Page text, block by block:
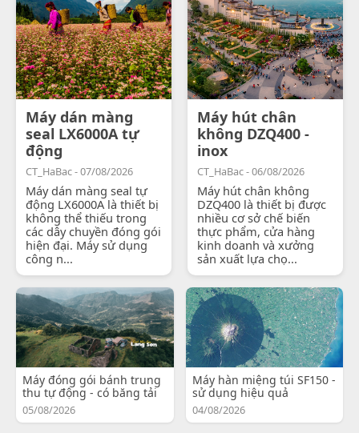
Máy dán màng
seal LX6000A tự
động
CT_HaBac - 07/08/2026
Máy dán màng seal tự
động LX6000A là thiết bị
không thể thiếu trong
các dây chuyền đóng gói
hiện đại. Máy sử dụng
công n...
Máy hút chân
không DZQ400 -
inox
CT_HaBac - 06/08/2026
Máy hút chân không
DZQ400 là thiết bị được
nhiều cơ sở chế biến
thực phẩm, cửa hàng
kinh doanh và xưởng
sản xuất lựa chọ...
Máy đóng gói bánh trung
thu tự động - có băng tải
05/08/2026
Máy hàn miệng túi SF150 -
sử dụng hiệu quả
04/08/2026